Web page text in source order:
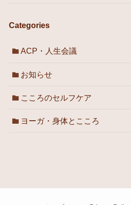
Categories
ACP・人生会議
お知らせ
こころのセルフケア
ヨーガ・身体とこころ